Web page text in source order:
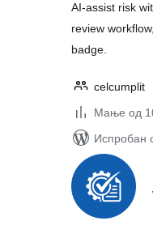
AI-assist risk
review
badge.
celcumplit
Мање од
Испробан